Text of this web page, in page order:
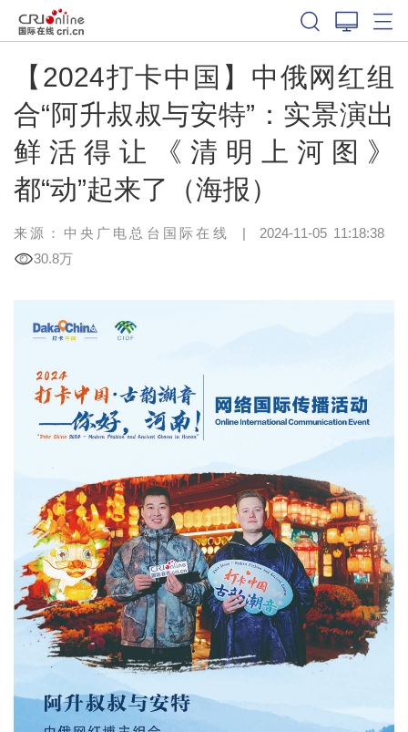
【2024打卡中国】中俄网红组
合“阿升叔叔与安特”：实景演出
鲜活得让《清明上河图》
都“动”起来了（海报）
来源：中央广电总台国际在线 | 2024-11-05 11:18:38
30.8万